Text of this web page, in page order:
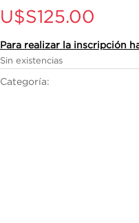
U$S125.00
Para realizar la inscripción
Sin existencias
Categoría: